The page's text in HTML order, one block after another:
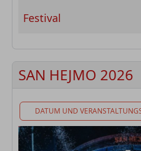
Festival
SAN HEJMO 2026
DATUM UND